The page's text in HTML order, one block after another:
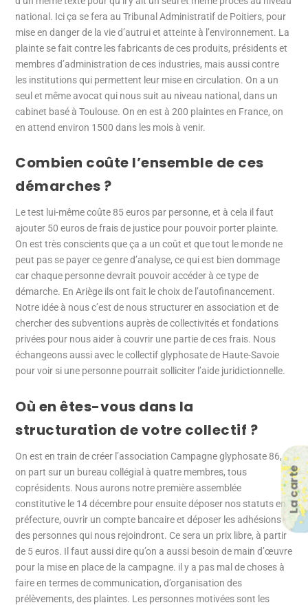
La carte
national. Ici ça se fera au Tribunal Administratif de Poitiers, pour
mise en danger de la vie d’autrui et atteinte à l’environnement. La
plainte se fait contre les fabricants de ces produits, présidents et
membres d’administration de ces industries, mais aussi contre
les institutions qui permettent leur mise en circulation. On a un
seul et même avocat qui nous suit au niveau national, dans un
cabinet basé à Toulouse. On en est à 200 plaintes en France, on
en attend environ 1500 dans les mois à venir.
Combien coûte l’ensemble de ces
démarches ?
Le test lui-même coûte 85 euros par personne, et à cela il faut
ajouter 50 euros de frais de justice pour pouvoir porter plainte.
On est très conscients que ça a un coût et que tout le monde ne
peut pas se payer ce genre d’analyse, ce qui est bien dommage
car chaque personne devrait pouvoir accéder à ce type de
démarche. En Ariège ils ont fait le choix de l’autofinancement.
Notre idée à nous c’est de nous structurer en association et de
chercher des subventions auprès de collectivités et fondations
privées pour nous aider à couvrir une partie de ces frais. Nous
échangeons aussi avec le collectif glyphosate de Haute-Savoie
pour voir si une personne pourrait solliciter l’aide juridictionnelle.
Où en êtes-vous dans la
structuration de votre collectif ?
On est en train de créer l’association Campagne glyphosate 86,
on part sur un bureau collégial à quatre membres, tous
coprésidents. Nous aurons notre première assemblée
constitutive le 14 décembre pour ensuite déposer nos statuts en
préfecture, ouvrir un compte bancaire et déposer les adhésions
des personnes qui nous rejoindront. Ce sera un prix libre, à partir
de 5 euros. Il faut aussi dire qu’on a aussi besoin de main d’œuvre
pour la mise en place de la campagne. il y a pas mal de choses à
faire en termes de communication, d’organisation des
prélèvements, des plaintes. Les personnes motivées sont les